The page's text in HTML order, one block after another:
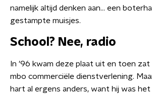
namelijk altijd denken aan... een
gestampte muisjes.
School? Nee, radio
In '96 kwam deze plaat uit en toen
mbo commerciële dienstverlening.
hart al ergens anders, want hij was